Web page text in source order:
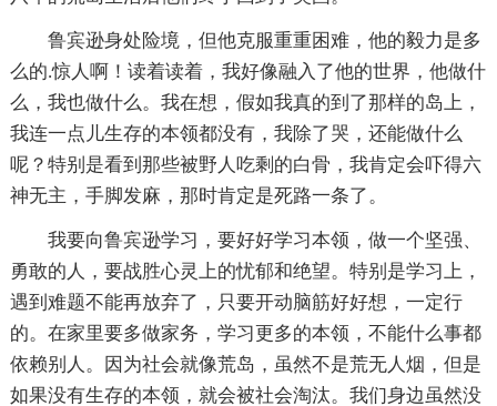
鲁宾逊身处险境，但他克服重重困难，他的毅力是多
么的.惊人啊！读着读着，我好像融入了他的世界，他做什
么，我也做什么。我在想，假如我真的到了那样的岛上，
我连一点儿生存的本领都没有，我除了哭，还能做什么
呢？特别是看到那些被野人吃剩的白骨，我肯定会吓得六
神无主，手脚发麻，那时肯定是死路一条了。
我要向鲁宾逊学习，要好好学习本领，做一个坚强、
勇敢的人，要战胜心灵上的忧郁和绝望。特别是学习上，
遇到难题不能再放弃了，只要开动脑筋好好想，一定行
的。在家里要多做家务，学习更多的本领，不能什么事都
依赖别人。因为社会就像荒岛，虽然不是荒无人烟，但是
如果没有生存的本领，就会被社会淘汰。我们身边虽然没